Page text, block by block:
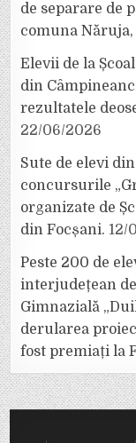
de separare de
comuna
Elevii de la
din
rezultatele
22/06/2026
Sute de elevi
concursurile
organizate de
din Focșani. 12/
Peste 200 de
interjudețean de
Gimnazială
derularea
fost premiați la